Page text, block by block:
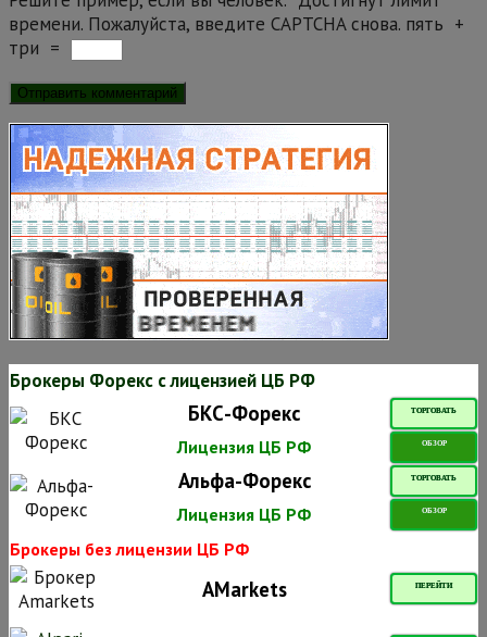
времени. Пожалуйста, введите CAPTCHA снова. пять +
три =
Брокеры Форекс с лицензией ЦБ РФ
БКС-Форекс ТОРГОВАТЬ
Лицензия ЦБ РФ ОБЗОР
Альфа-Форекс ТОРГОВАТЬ
Лицензия ЦБ РФ ОБЗОР
Брокеры без лицензии ЦБ РФ
AMarkets ПЕРЕЙТИ